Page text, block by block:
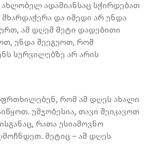
ადამიანსაც სჭირდებათ
და იმედი არ უნდა
ამ დღემ მეტი დადებითი
უნდა შეეგუოთ, რომ
სურვილებზე არ არის
რომ ამ დღეს ახალი
უმჯობესია, თავი შეიკავოთ
რათა უსიამოვნო
მეტიც – ამ დღეს